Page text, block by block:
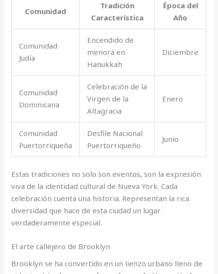
Comunidad
Tradición
Característica
Época del
Año
Comunidad
Judía
Encendido de
menorá en
Hanukkah
Diciembre
Comunidad
Dominicana
Celebración de la
Virgen de la
Altagracia
Enero
Comunidad
Puertorriqueña
Desfile Nacional
Puertorriqueño
Junio
Estas tradiciones no solo son eventos, son la expresión
viva de la identidad cultural de Nueva York. Cada
celebración cuenta una historia. Representan la rica
diversidad que hace de esta ciudad un lugar
verdaderamente especial.
El arte callejero de Brooklyn
Brooklyn se ha convertido en un lienzo urbano lleno de